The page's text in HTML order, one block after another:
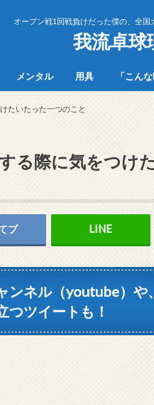
オープン戦1回戦負けだった僕の、全
我流卓球
メンタル 用具 「こん
たいたった一つのこと
る際に気をつけ
ブ
ンネル（youtube）や
つツイートも！